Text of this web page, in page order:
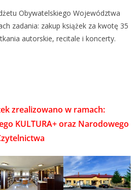
Obywatelskiego Województwa
zadania: zakup książek za kwotę 35
autorskie, recitale i koncerty.
zrealizowano w ramach:
KULTURA+ oraz Narodowego